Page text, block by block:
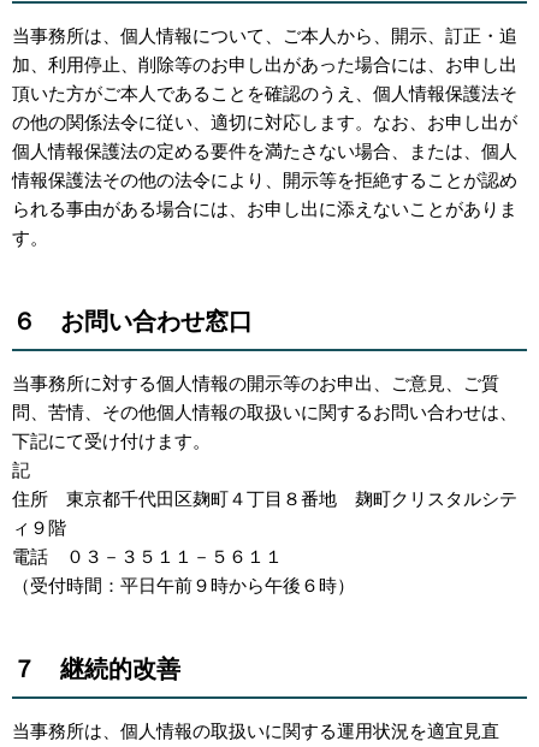
当事務所は、個人情報について、ご本人から、開示、訂正・追
加、利用停止、削除等のお申し出があった場合には、お申し出
頂いた方がご本人であることを確認のうえ、個人情報保護法そ
の他の関係法令に従い、適切に対応します。なお、お申し出が
個人情報保護法の定める要件を満たさない場合、または、個人
情報保護法その他の法令により、開示等を拒絶することが認め
られる事由がある場合には、お申し出に添えないことがありま
す。
６ お問い合わせ窓口
当事務所に対する個人情報の開示等のお申出、ご意見、ご質
問、苦情、その他個人情報の取扱いに関するお問い合わせは、
下記にて受け付けます。
記
住所 東京都千代田区麹町４丁目８番地 麹町クリスタルシテ
ィ９階
電話 ０３－３５１１－５６１１
（受付時間：平日午前９時から午後６時）
７ 継続的改善
当事務所は、個人情報の取扱いに関する運用状況を適宜見直